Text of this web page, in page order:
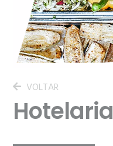
VOLTAR
Hotelaria